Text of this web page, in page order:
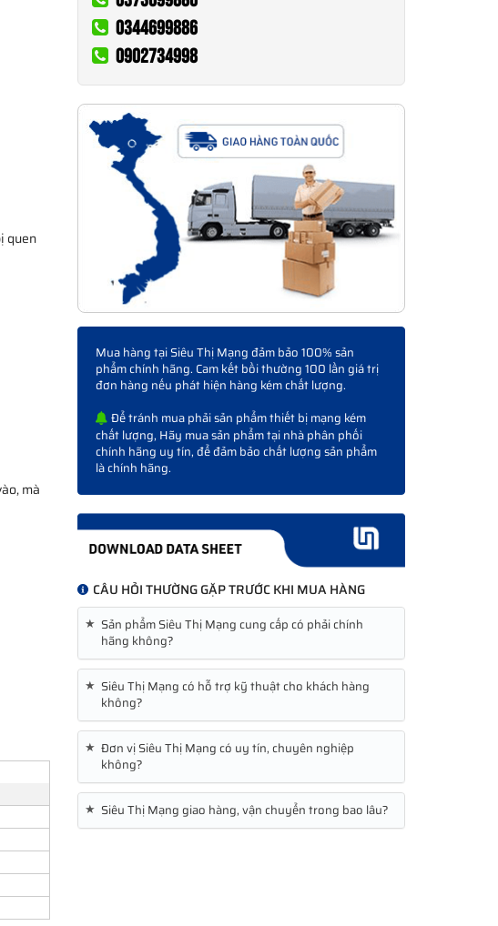
quen
mà
0344699886
0902734998
Mua hàng tại Siêu Thị Mạng đảm bảo 100% sản
phẩm chính hãng. Cam kết bồi thường 100 lần giá trị
đơn hàng nếu phát hiện hàng kém chất lượng.
Để tránh mua phải sản phẩm thiết bị mạng kém
chất lượng, Hãy mua sản phẩm tại nhà phân phối
chính hãng uy tín, để đảm bảo chất lượng sản phẩm
là chính hãng.
CÂU HỎI THƯỜNG GẶP TRƯỚC KHI MUA HÀNG
★ Sản phẩm Siêu Thị Mạng cung cấp có phải chính
hãng không?
★ Siêu Thị Mạng có hỗ trợ kỹ thuật cho khách hàng
không?
★ Đơn vị Siêu Thị Mạng có uy tín, chuyên nghiệp
không?
★ Siêu Thị Mạng giao hàng, vận chuyển trong bao lâu?